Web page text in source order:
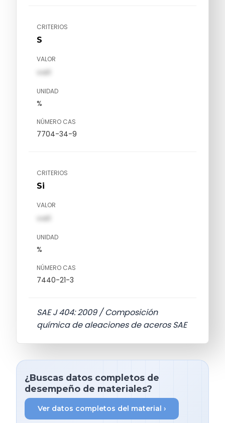
CRITERIOS
S
VALOR
val1
UNIDAD
%
NÚMERO CAS
7704-34-9
CRITERIOS
Si
VALOR
val1
UNIDAD
%
NÚMERO CAS
7440-21-3
SAE J 404: 2009 / Composición
química de aleaciones de aceros SAE
¿Buscas datos completos de
desempeño de materiales?
Ver datos completos del material ›